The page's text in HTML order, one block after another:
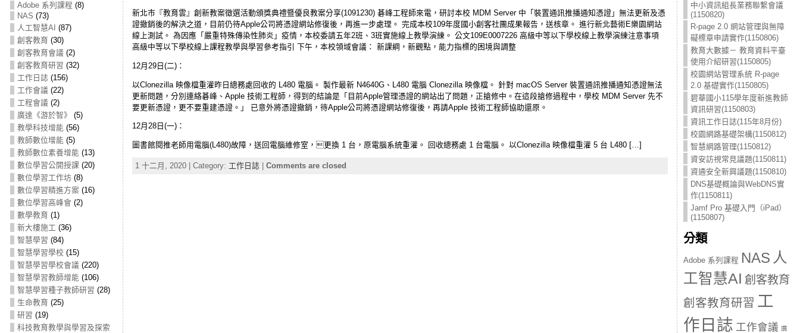
Adobe 系列課程 (8)
NAS (73)
人工智慧AI (87)
創客教育 (30)
創客教育會議 (2)
創客教育研習 (32)
工作日誌 (156)
工作會議 (22)
工程會議 (2)
廣達《游於智》
(5)
教學科技增能(56)
教師數位增能(5)
教師數位素養增能(13)
數位學習公開授課 (20)
數位學習工作坊(8)
數位學習精進方案 (16)
數位學習高峰會 (2)
數學教育 (1)
新大樓施工 (36)
智慧學習 (84)
智慧學習學校 (15)
智慧學習學校會議 (220)
智慧學習教師增能(106)
智慧學習種子教師研習 (28)
生命教育 (25)
研習 (19)
科技教育教學與學習及探索
新北市『教育雲』創新教案徵選活動頒獎典禮暨優良教案分享(1091230) 碁峰工程師來電，研討本校 MDM Server 中「裝置通訊推播通知憑證」無法更新及憑
證撤銷後的解決之道，目前仍待Apple公司將憑證網站修復後，再進一步處理。 完成本校109年度國小創客社團成果報告，送核章。 進行新北藝術E樂園網站
線上測試。 為因應「嚴重特殊傳染性肺炎」疫情，本校委請五年2班、3班實施線上教學演練。 公文109E0007226 高級中等以下學校線上教學演練注意事項
高級中等以下學校線上課程教學與學習參考指引 下午，本校領域會議： 新課綱，新觀點，能力指標的困境與調整
12月29日(二)：
以Clonezilla 映像檔重灌昨日總務處回收的 L480 電腦。 製作最新 N4640G、L480 電腦 Clonezilla 映像檔。 針對 macOS Server 裝置通訊推播通知憑證無法
更新問題，分別連絡碁峰、Apple 技術工程師，得到的結論是「目前Apple管理憑證的網站出了問題，正搶修中。在這段搶修過程中，學校 MDM Server 先不
要更新憑證，更不要重建憑證。」 已意外將憑證撤銷，待Apple公司將憑證網站修復後，再請Apple 技術工程師協助還原。
12月28日(一)：
圖書館閱推老師用電腦(L480)故障，送回電腦維修室，更換 1 台，原電腦系統重灌。 回收總務處 1 台電腦。 以Clonezilla 映像檔重灌 5 台 L480 […]
1 十二月, 2020 | Category: 工作日誌 Comments are closed
中小資訊組長業務聯繫會議
(1150820)
R-page 2.0 網站管理與無障
礙標章申請實作(1150806)
教育大數據－ 教育資料平臺
使用介紹研習(1150805)
校園網站管理系統 R-page
2.0 基礎實作(1150805)
碧華國小115學年度新進教師
資訊研習(1150803)
資訊工作日誌(115年8月份)
校園網路基礎架構(1150812)
智慧網路管理(1150812)
資安訪視常見議題(1150811)
資通安全新興議題(1150810)
DNS基礎概論與WebDNS實
作(1150811)
Jamf Pro 基礎入門（iPad）
(1150807)
分類
Adobe 系列課程 NAS 人
工智慧AI 創客教育
創客教育研習 工
作日誌 工作會議 廣